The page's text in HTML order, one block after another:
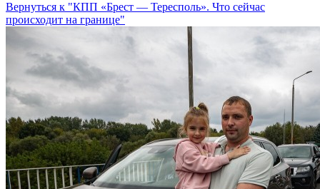
Вернуться к "КПП «Брест — Тересполь». Что сейчас
происходит на границе"